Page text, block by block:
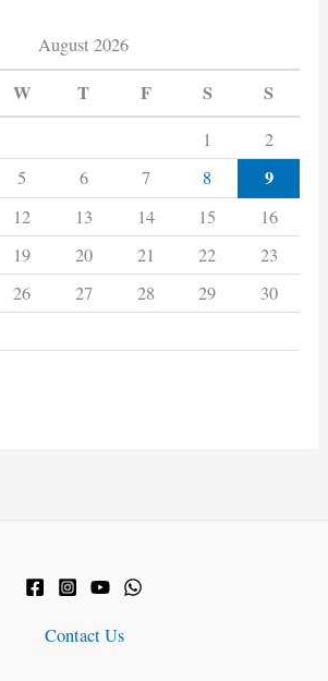
August 2026
W T F S S
1
2
5 6 7 8 9
12 13 14 15
16
19 20 21 22
23
26 27 28 29
30
Contact Us